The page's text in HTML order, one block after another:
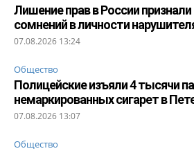
Лишение прав в России
сомнений в личности
07.08.2026 13:24
Общество
Полицейские изъяли 4 тысячи
немаркированных сигарет в
07.08.2026 13:07
Общество